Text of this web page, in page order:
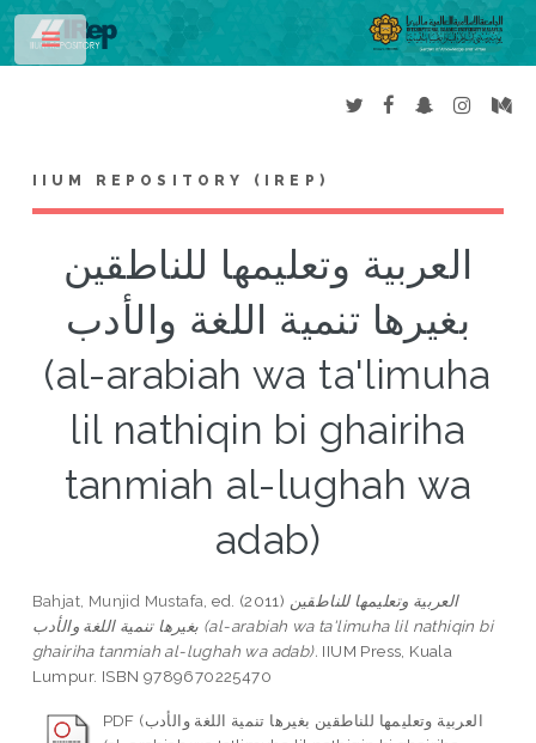
IIUM REPOSITORY (IREP)
العربية وتعليمها للناطقين
بغيرها تنمية اللغة والأدب
(al-arabiah wa ta'limuha
lil nathiqin bi ghairiha
tanmiah al-lughah wa
adab)
Bahjat, Munjid Mustafa , ed. (2011) العربية وتعليمها للناطقين
بغيرها تنمية اللغة والأدب (al-arabiah wa ta'limuha lil nathiqin bi
ghairiha tanmiah al-lughah wa adab). IIUM Press, Kuala
Lumpur. ISBN 9789670225470
PDF (العربية وتعليمها للناطقين بغيرها تنمية اللغة والأدب
Toggle